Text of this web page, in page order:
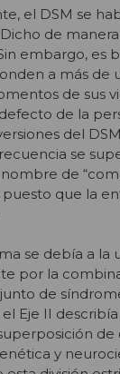
el DSM se
de
embargo,
a más de
de sus
de la
del
se
de
que la
se debía a la
por la
de
Eje II
de
y